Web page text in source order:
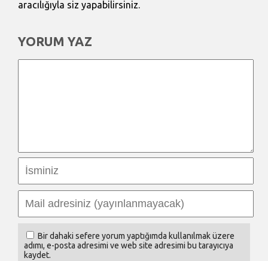
aracılığıyla siz yapabilirsiniz.
YORUM YAZ
Bir dahaki sefere yorum yaptığımda kullanılmak üzere
adımı, e-posta adresimi ve web site adresimi bu tarayıcıya
kaydet.